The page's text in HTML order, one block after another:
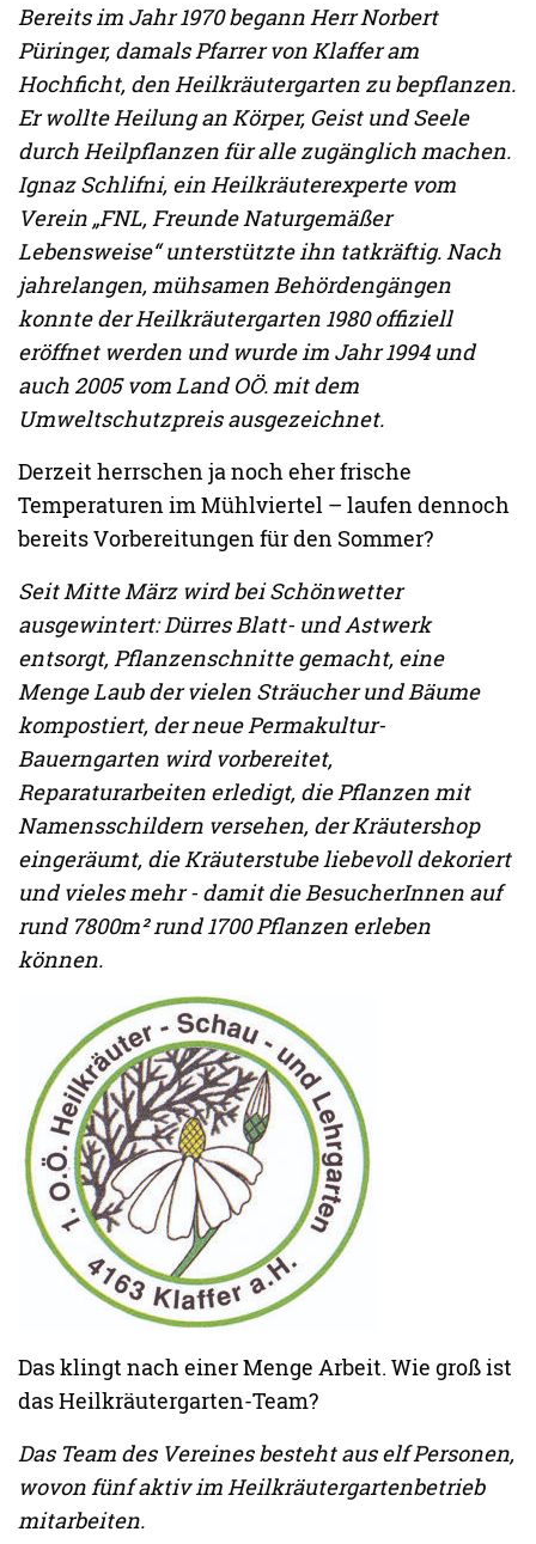
Bereits im Jahr 1970 begann Herr Norbert
Püringer, damals Pfarrer von Klaffer am
Hochficht, den Heilkräutergarten zu bepflanzen.
Er wollte Heilung an Körper, Geist und Seele
durch Heilpflanzen für alle zugänglich machen.
Ignaz Schlifni, ein Heilkräuterexperte vom
Verein „FNL, Freunde Naturgemäßer
Lebensweise“ unterstützte ihn tatkräftig. Nach
jahrelangen, mühsamen Behördengängen
konnte der Heilkräutergarten 1980 offiziell
eröffnet werden und wurde im Jahr 1994 und
auch 2005 vom Land OÖ. mit dem
Umweltschutzpreis ausgezeichnet.
Derzeit herrschen ja noch eher frische
Temperaturen im Mühlviertel – laufen dennoch
bereits Vorbereitungen für den Sommer?
Seit Mitte März wird bei Schönwetter
ausgewintert: Dürres Blatt- und Astwerk
entsorgt, Pflanzenschnitte gemacht, eine
Menge Laub der vielen Sträucher und Bäume
kompostiert, der neue Permakultur-
Bauerngarten wird vorbereitet,
Reparaturarbeiten erledigt, die Pflanzen mit
Namensschildern versehen, der Kräutershop
eingeräumt, die Kräuterstube liebevoll dekoriert
und vieles mehr - damit die BesucherInnen auf
rund 7800m² rund 1700 Pflanzen erleben
können.
Das klingt nach einer Menge Arbeit. Wie groß ist
das Heilkräutergarten-Team?
Das Team des Vereines besteht aus elf Personen,
wovon fünf aktiv im Heilkräutergartenbetrieb
mitarbeiten.